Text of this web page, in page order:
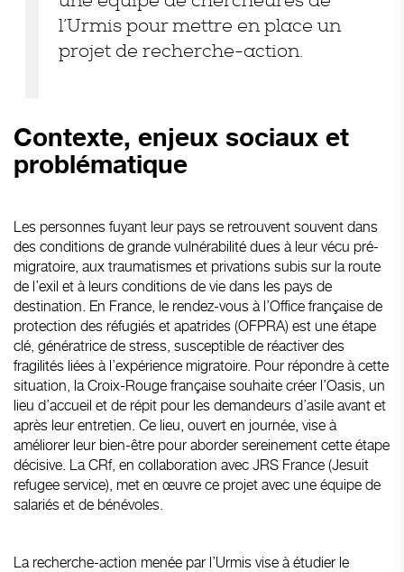
l’Urmis pour mettre en place un
projet de recherche-action.
Contexte, enjeux sociaux et
problématique
Les personnes fuyant leur pays se retrouvent souvent dans
des conditions de grande vulnérabilité dues à leur vécu pré-
migratoire, aux traumatismes et privations subis sur la route
de l’exil et à leurs conditions de vie dans les pays de
destination. En France, le rendez-vous à l’Office française de
protection des réfugiés et apatrides (OFPRA) est une étape
clé, génératrice de stress, susceptible de réactiver des
fragilités liées à l’expérience migratoire. Pour répondre à cette
situation, la Croix-Rouge française souhaite créer l’Oasis, un
lieu d’accueil et de répit pour les demandeurs d’asile avant et
après leur entretien. Ce lieu, ouvert en journée, vise à
améliorer leur bien-être pour aborder sereinement cette étape
décisive. La CRf, en collaboration avec JRS France (Jesuit
refugee service), met en œuvre ce projet avec une équipe de
salariés et de bénévoles.
La recherche-action menée par l’Urmis vise à étudier le